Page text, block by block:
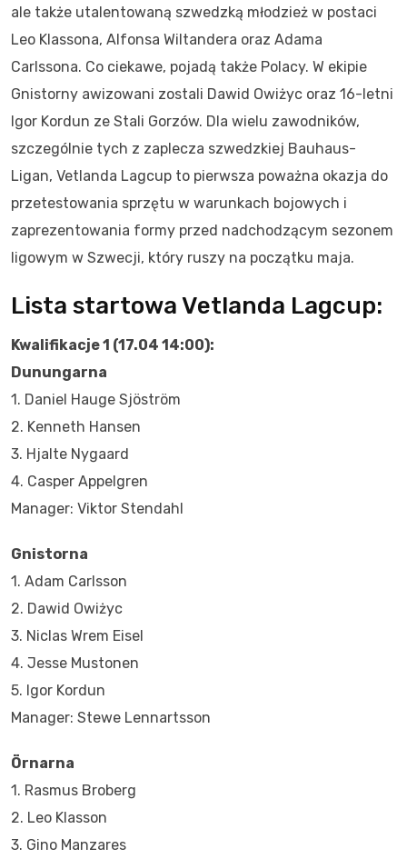
ale także utalentowaną szwedzką młodzież w postaci
Leo Klassona, Alfonsa Wiltandera oraz Adama
Carlssona. Co ciekawe, pojadą także Polacy. W ekipie
Gnistorny awizowani zostali Dawid Owiżyc oraz 16-letni
Igor Kordun ze Stali Gorzów. Dla wielu zawodników,
szczególnie tych z zaplecza szwedzkiej Bauhaus-
Ligan, Vetlanda Lagcup to pierwsza poważna okazja do
przetestowania sprzętu w warunkach bojowych i
zaprezentowania formy przed nadchodzącym sezonem
ligowym w Szwecji, który ruszy na początku maja.
Lista startowa Vetlanda Lagcup:
Kwalifikacje 1 (17.04 14:00):
Dunungarna
1. Daniel Hauge Sjöström
2. Kenneth Hansen
3. Hjalte Nygaard
4. Casper Appelgren
Manager: Viktor Stendahl
Gnistorna
1. Adam Carlsson
2. Dawid Owiżyc
3. Niclas Wrem Eisel
4. Jesse Mustonen
5. Igor Kordun
Manager: Stewe Lennartsson
Örnarna
1. Rasmus Broberg
2. Leo Klasson
3. Gino Manzares